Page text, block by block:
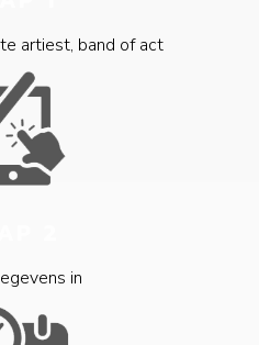
artiest, band of act
in